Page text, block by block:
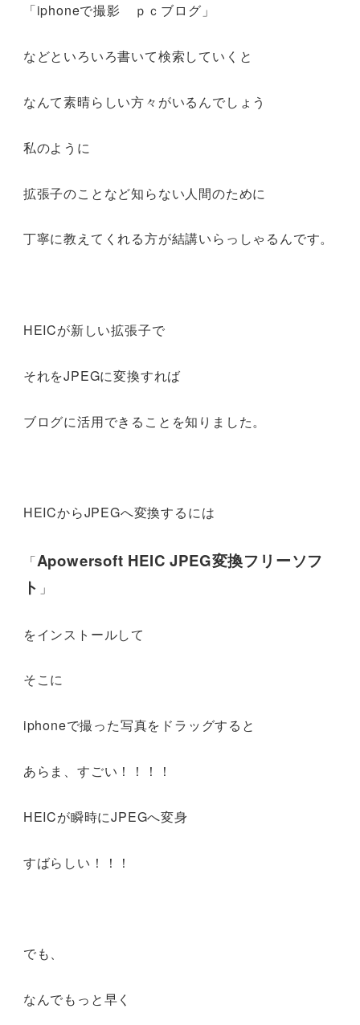
「iphoneで撮影 ｐｃブログ」
などといろいろ書いて検索していくと
なんて素晴らしい方々がいるんでしょう
私のように
拡張子のことなど知らない人間のために
丁寧に教えてくれる方が結講いらっしゃるんです。
HEICが新しい拡張子で
それをJPEGに変換すれば
ブログに活用できることを知りました。
HEICからJPEGへ変換するには
「Apowersoft HEIC JPEG変換フリーソフ
ト 」
をインストールして
そこに
iphoneで撮った写真をドラッグすると
あらま、すごい！！！！
HEICが瞬時にJPEGへ変身
すばらしい！！！
でも、
なんでもっと早く